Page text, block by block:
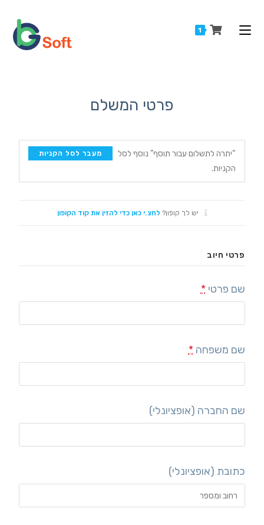
1
פרטי המשלם
מעבר לסל הקניות
“יתרה לתשלום עבור תוסף” נוסף לסל
הקניות.
יש לך קופון? לחצ.י כאן כדי להזין את קוד הקופון
פרטי חיוב‫
שם פרטי *
שם משפחה *
שם החברה (אופציונלי)
כתובת (אופציונלי)